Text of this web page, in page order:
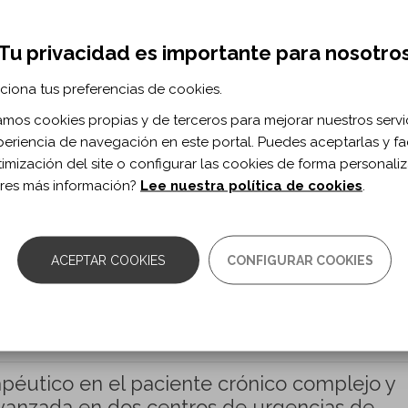
de los pacientes ostomizados.
n 4
del complejo hospitalario de
Martínez S, Martínez Domínguez J, Fernández-García D
n 4
en el paciente crónico complejo y
privacidad es importante para
tus preferencias de cookies.
cookies propias y de terceros para mejorar nuestros
de navegación en este portal. Puedes aceptarlas y
del site o configurar las cookies de forma
más información? Lee nuestra política de cookies
ACEPTAR COOKIES CONFIGURAR COOKIES